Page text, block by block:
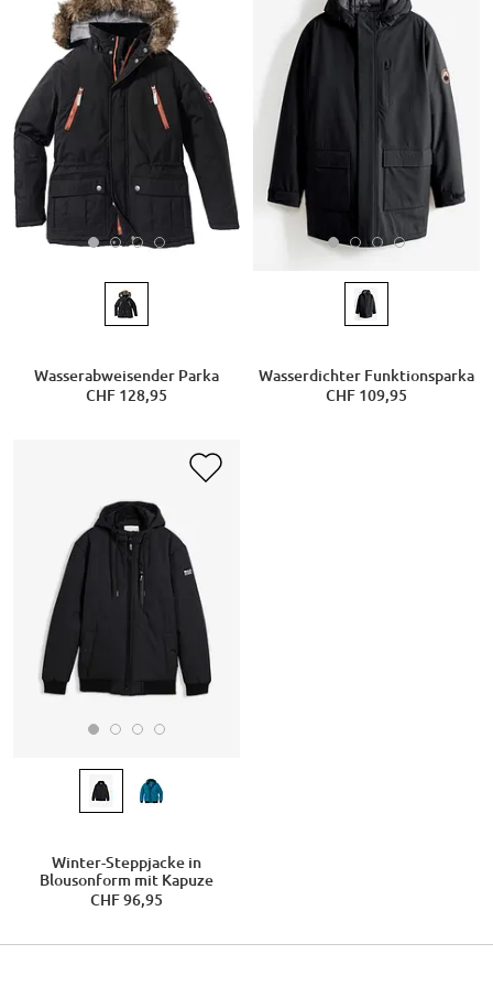
Wasserabweisender Parka
CHF 128,95
Wasserdichter Funktionsparka
CHF 109,95
Winter-Steppjacke in
Blousonform mit Kapuze
CHF 96,95